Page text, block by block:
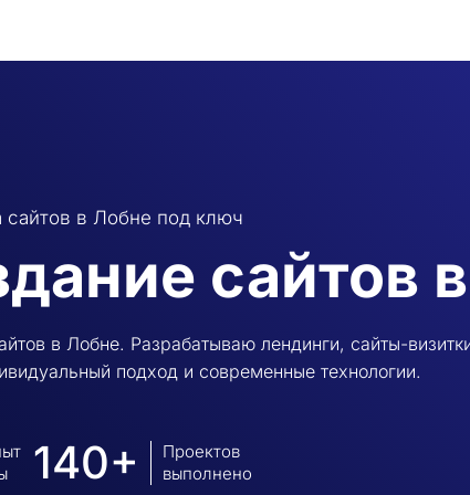
сайтов в Лобне под ключ
сайтов
в Лобне. Разрабатываю лендинги, сайты-
подход и современные технологии.
140+
Проектов
выполнено